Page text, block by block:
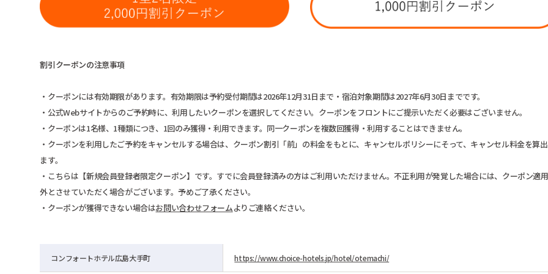
割引クーポンの注意事項
・クーポンには有効期限があります。有効期限は予約受付期間は2026年12月31日まで・宿泊対象期間は2027年6月30日までです。
・公式Webサイトからのご予約時に、利用したいクーポンを選択してください。クーポンをフロントにご提示いただく必要はございません。
・クーポンは1名様、1種類につき、1回のみ獲得・利用できます。同一クーポンを複数回獲得・利用することはできません。
・クーポンを利用したご予約をキャンセルする場合は、クーポン割引「前」の料金をもとに、キャンセルポリシーにそって、キャンセル料金を算
ます。
・こちらは【新規会員登録者限定クーポン】です。すでに会員登録済みの方はご利用いただけません。不正利用が発覚した場合には、クーポン適
外とさせていただく場合がございます。予めご了承ください。
・クーポンが獲得できない場合はお問い合わせフォームよりご連絡ください。
コンフォートホテル広島大手町 https://www.choice-hotels.jp/hotel/otemachi/